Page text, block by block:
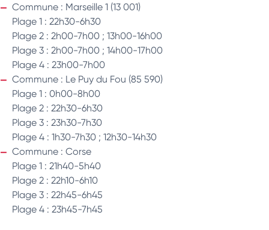
Commune : Marseille 1 (13 001)
Plage 1 : 22h30-6h30
Plage 2 : 2h00-7h00 ; 13h00-16h00
Plage 3 : 2h00-7h00 ; 14h00-17h00
Plage 4 : 23h00-7h00
Commune : Le Puy du Fou (85 590)
Plage 1 : 0h00-8h00
Plage 2 : 22h30-6h30
Plage 3 : 23h30-7h30
Plage 4 : 1h30-7h30 ; 12h30-14h30
Commune : Corse
Plage 1 : 21h40-5h40
Plage 2 : 22h10-6h10
Plage 3 : 22h45-6h45
Plage 4 : 23h45-7h45